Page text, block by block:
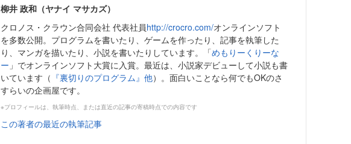
柳井 政和（ヤナイ マサカズ）
クロノス・クラウン合同会社 代表社員http://crocro.com/オンラインソフト
を多数公開。プログラムを書いたり、ゲームを作ったり、記事を執筆した
り、マンガを描いたり、小説を書いたりしています。「めもりーくりーな
ー 」でオンラインソフト大賞に入賞。最近は、小説家デビューして小説も書
いています（ 『裏切りのプログラム』他）。面白いことなら何でもOKのさ
すらいの企画屋です。
※プロフィールは、執筆時点、または直近の記事の寄稿時点での内容です
この著者の最近の執筆記事